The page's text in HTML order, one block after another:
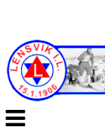
Veksle
navigasjon